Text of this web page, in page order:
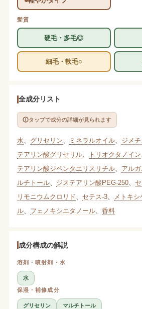
髪質
硬毛・多毛◎
細毛・軟毛○
全成分リスト
タップで成分の詳細が見られます
水 グリセリン ミネラルオイル、 ジメ
テアリン酸グリセリル、 トリオクタノイン
テアリン酸ジペンタエリスリチル、 アル
ルチトール、 ジステアリン酸PEG-250、
リモニウムクロリド
セテス-3、
メトキ
ル、 フェノキシエタノール、 香料
成分構成の解説
溶剤・噴射剤・水
水
保湿・補修成分
グリセリン
マルチトール